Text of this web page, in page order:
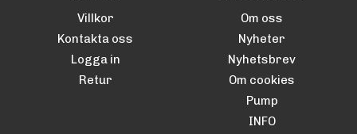
Villkor
Kontakta oss
Logga in
Retur
Om oss
Nyheter
Nyhetsbrev
Om cookies
Pump
INFO